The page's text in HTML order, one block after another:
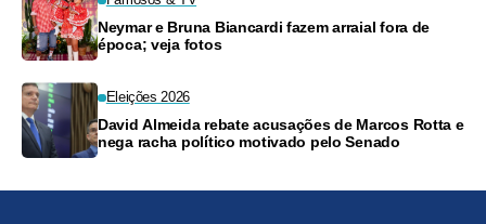
Neymar e Bruna Biancardi fazem arraial fora de
época; veja fotos
Eleições 2026
David Almeida rebate acusações de Marcos Rotta e
nega racha político motivado pelo Senado